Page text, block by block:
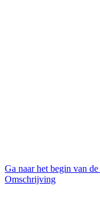
Ga naar het begin van
Omschrijving